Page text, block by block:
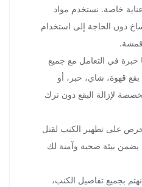
خاصة. نستخدم مواد
دون الحاجة إلى استخدام
خبرة في التعامل مع جميع
بقع قهوة، شاي، حبر، أو
لإزالة البقع دون ترك
على تطهير الكنب لقتل
يضمن بيئة صحية وآمنة لك
بجميع تفاصيل الكنب،